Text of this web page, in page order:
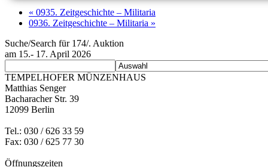
« 0935. Zeitgeschichte – Militaria
0936. Zeitgeschichte – Militaria »
Suche/Search für 174/. Auktion
am 15.- 17. April 2026
TEMPELHOFER MÜNZENHAUS
Matthias Senger
Bacharacher Str. 39
12099 Berlin
Tel.: 030 / 626 33 59
Fax: 030 / 625 77 30
Öffnungszeiten